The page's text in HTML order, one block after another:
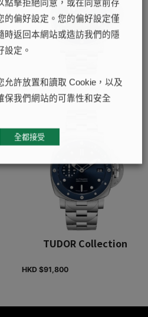
Submersible系列
TUDOR Collection
HKD $91,800
點擊拒絕同意，或在同意前存
的偏好設定。您的偏好設定僅
時返回本網站或造訪我們的隱
設定。
允許放置和讀取 Cookie，以及
保我們網站的可靠性和安全
全都接受